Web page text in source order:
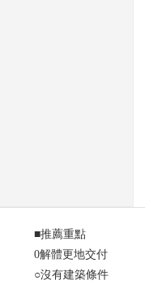
■推薦重點
0解體更地交付
○沒有建築條件